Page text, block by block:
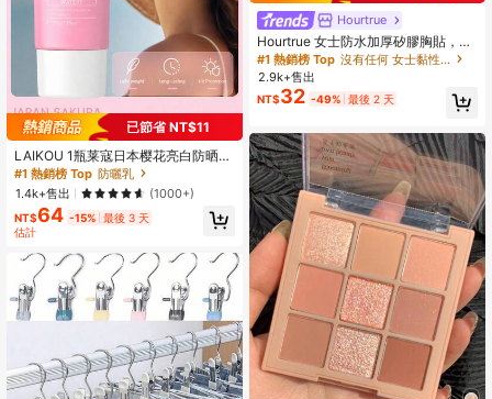
已節省 NT$11
LAIKOU 1瓶莱寇日本樱花亮白防晒乳
液，50克 SPF50 PA+++，防水面部
及身体防晒霜，有效阻隔紫外线，适
合旅行、露营、徒步、户外活动、海
滩、夏季护肤，女士及女孩礼品套装
#1 熱銷榜 Top 防曬乳
回購率高的顧客
幾乎賣完了！
#1 熱銷榜 Top 防曬乳
回購率高的顧客
幾乎賣完了！
#1 熱銷榜 Top 防曬乳
回購率高的顧客
幾乎賣完了！
#1 熱銷榜 Top 防曬乳
回購率高的顧客
幾乎賣完了！
1.4k+售出 (1000+)
NT$64 -15% 最後 3 天
估計
Hourtrue
Hourtrue 女士防水加厚矽膠胸貼，適
合小胸提升與聚攏，婚禮攝影專用，
適合伴娘使用
#1 熱銷榜 Top
沒有任何 女士黏性胸罩
2.9k+售出
NT$32 -49% 最後 2 天